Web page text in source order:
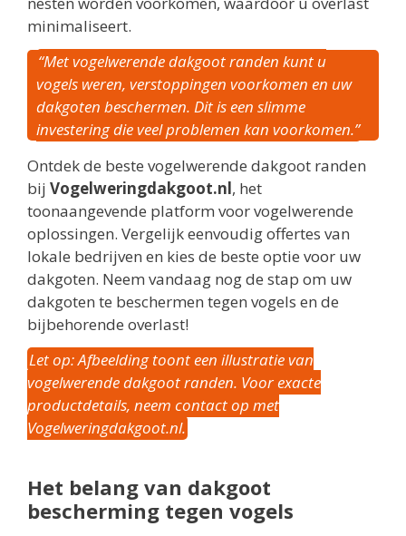
minimaliseert.
“Met vogelwerende dakgoot randen kunt u
vogels weren, verstoppingen voorkomen en uw
dakgoten beschermen. Dit is een slimme
investering die veel problemen kan voorkomen.”
Ontdek de beste vogelwerende dakgoot randen
bij Vogelweringdakgoot.nl, het
toonaangevende platform voor vogelwerende
oplossingen. Vergelijk eenvoudig offertes van
lokale bedrijven en kies de beste optie voor uw
dakgoten. Neem vandaag nog de stap om uw
dakgoten te beschermen tegen vogels en de
bijbehorende overlast!
Let op: Afbeelding toont een illustratie van
vogelwerende dakgoot randen. Voor exacte
productdetails, neem contact op met
Vogelweringdakgoot.nl.
Het belang van dakgoot
bescherming tegen vogels